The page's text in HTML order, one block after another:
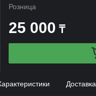
Розница
25 000 ₸
Доставка